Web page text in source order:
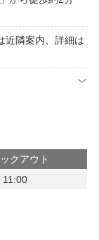
近隣案内、詳細は
クアウト
11:00